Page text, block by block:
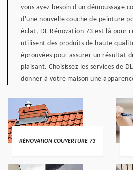
vous ayez besoin d'un démoussage
d'une nouvelle couche de peinture
éclat, DL Rénovation 73 est là pour
utilisent des produits de haute
éprouvées pour assurer un résultat
plaisant. Choisissez les services de
donner à votre maison une
RÉNOVATION COUVERTURE 73